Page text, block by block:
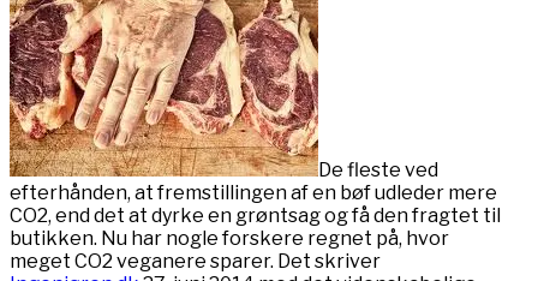
De fleste ved
efterhånden, at fremstillingen af en bøf udleder mere
CO2, end det at dyrke en grøntsag og få den fragtet til
butikken. Nu har nogle forskere regnet på, hvor
meget CO2 veganere sparer. Det skriver